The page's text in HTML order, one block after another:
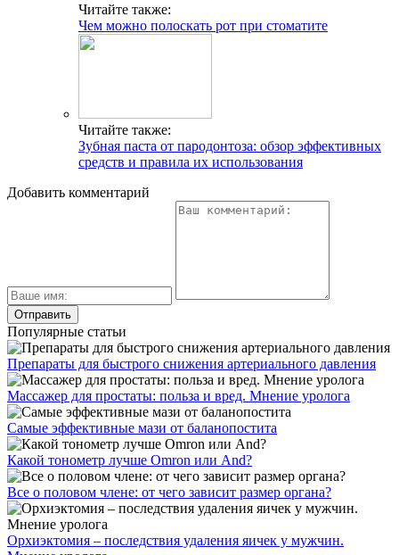
Читайте также:
Чем можно полоскать рот при стоматите
Читайте также:
Зубная паста от пародонтоза: обзор эффективных
средств и правила их использования
Добавить комментарий
Популярные статьи
Препараты для быстрого снижения артериального давления
Массажер для простаты: польза и вред. Мнение уролога
Самые эффективные мази от баланопостита
Какой тонометр лучше Omron или And?
Все о половом члене: от чего зависит размер органа?
Орхиэктомия – последствия удаления яичек у мужчин.